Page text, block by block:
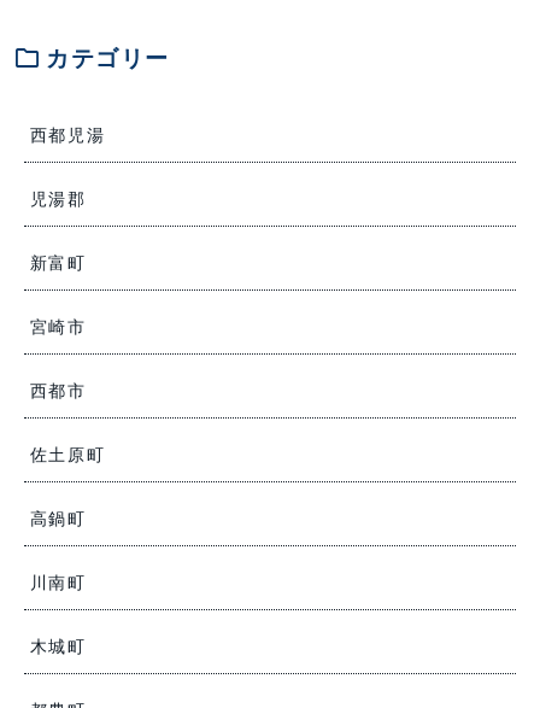
folder カテゴリー
西都児湯
児湯郡
新富町
宮崎市
西都市
佐土原町
高鍋町
川南町
木城町